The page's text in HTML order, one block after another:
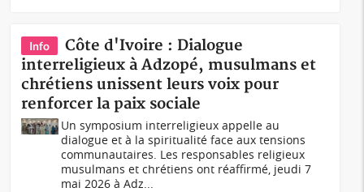
Info
Côte d'Ivoire : Dialogue
interreligieux à Adzopé, musulmans et
chrétiens unissent leurs voix pour
renforcer la paix sociale
Un symposium interreligieux appelle au
dialogue et à la spiritualité face aux tensions
communautaires. Les responsables religieux
musulmans et chrétiens ont réaffirmé, jeudi 7
mai 2026 à Adz...